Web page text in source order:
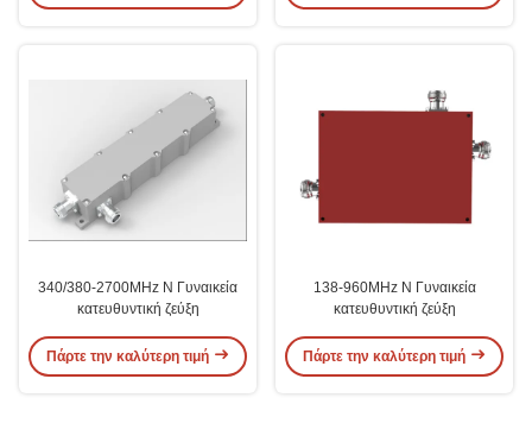
340/380-2700MHz N Γυναικεία
κατευθυντική ζεύξη
Πάρτε την καλύτερη τιμή
138-960MHz N Γυναικεία
κατευθυντική ζεύξη
Πάρτε την καλύτερη τιμή